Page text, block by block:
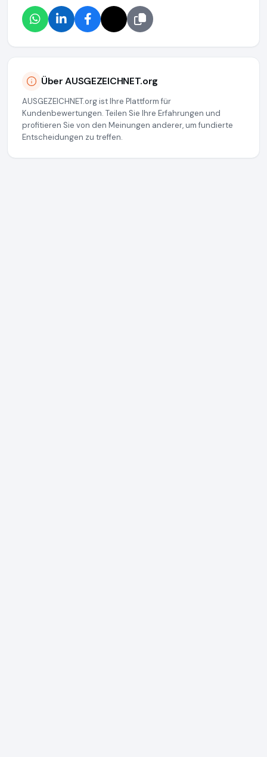
Über AUSGEZEICHNET.org
AUSGEZEICHNET.org ist Ihre Plattform für
Kundenbewertungen. Teilen Sie Ihre Erfahrungen und
profitieren Sie von den Meinungen anderer, um fundierte
Entscheidungen zu treffen.